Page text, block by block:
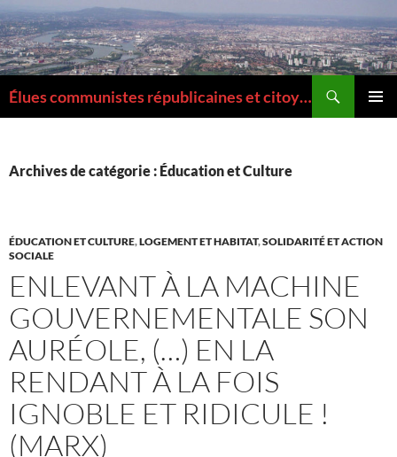
Aller
au
contenu
Élues communistes républicaines et citoyennes de la Métropole de Lyon
Archives de catégorie : Éducation et Culture
ÉDUCATION ET CULTURE,LOGEMENT ET HABITAT,SOLIDARITÉ ET ACTION
SOCIALE
ENLEVANT À LA MACHINE
GOUVERNEMENTALE SON
AURÉOLE, (…) EN LA
RENDANT À LA FOIS
IGNOBLE ET RIDICULE !
(MARX)